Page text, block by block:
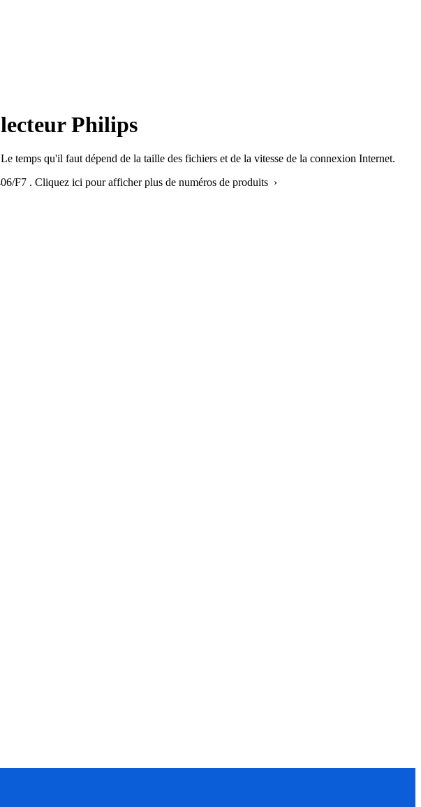
Philips
temps qu'il faut dépend de la taille des fichiers et de la vitesse de la connexion Internet.
F7 . Cliquez ici pour afficher plus de numéros de produits ›